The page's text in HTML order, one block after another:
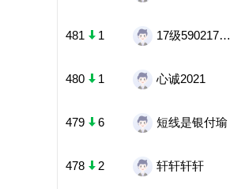
481 1 17级5902170023
480 1 心诚2021
479 6 短线是银付瑜
478 2 轩轩轩轩